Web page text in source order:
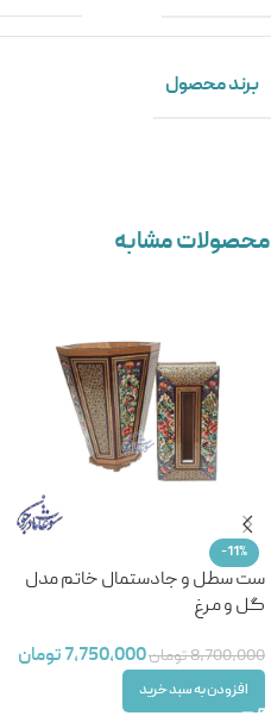
برند محصول
محصولات مشابه
-11%
ست سطل و جادستمال خاتم مدل
گل و مرغ
8,700,000تومان7,750,000تومان
افزودن به سبد خرید